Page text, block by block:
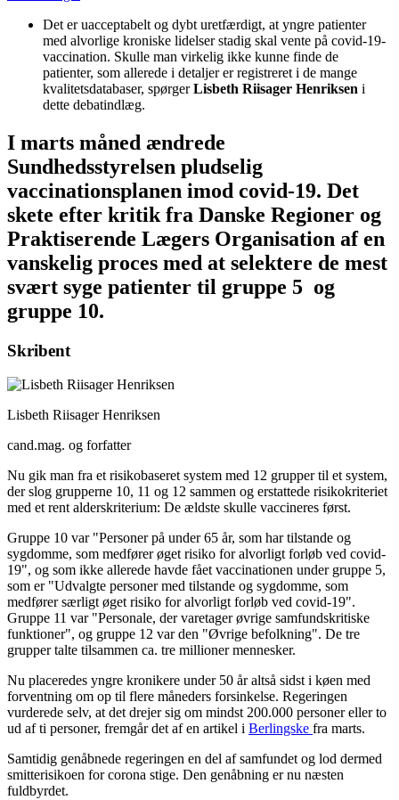
Det er uacceptabelt og dybt uretfærdigt, at yngre patienter
med alvorlige kroniske lidelser stadig skal vente på covid-19-
vaccination. Skulle man virkelig ikke kunne finde de
patienter, som allerede i detaljer er registreret i de mange
kvalitetsdatabaser, spørgerLisbeth Riisager Henriksen i
dette debatindlæg.
I marts måned ændrede
Sundhedsstyrelsen pludselig
vaccinationsplanen imod covid-19. Det
skete efter kritik fra Danske Regioner og
Praktiserende Lægers Organisation af en
vanskelig proces med at selektere de mest
svært syge patienter til gruppe 5 og
gruppe 10.
Skribent
Lisbeth Riisager Henriksen
cand.mag. og forfatter
Nu gik man fra et risikobaseret system med 12 grupper til et system,
der slog grupperne 10, 11 og 12 sammen og erstattede risikokriteriet
med et rent alderskriterium: De ældste skulle vaccineres først.
Gruppe 10 var "Personer på under 65 år, som har tilstande og
sygdomme, som medfører øget risiko for alvorligt forløb ved covid-
19", og som ikke allerede havde fået vaccinationen under gruppe 5,
som er "Udvalgte personer med tilstande og sygdomme, som
medfører særligt øget risiko for alvorligt forløb ved covid-19".
Gruppe 11 var "Personale, der varetager øvrige samfundskritiske
funktioner", og gruppe 12 var den "Øvrige befolkning". De tre
grupper talte tilsammen ca. tre millioner mennesker.
Nu placeredes yngre kronikere under 50 år altså sidst i køen med
forventning om op til flere måneders forsinkelse. Regeringen
vurderede selv, at det drejer sig om mindst 200.000 personer eller to
ud af ti personer, fremgår det af en artikel i Berlingske fra marts.
Samtidig genåbnede regeringen en del af samfundet og lod dermed
smitterisikoen for corona stige. Den genåbning er nu næsten
fuldbyrdet.